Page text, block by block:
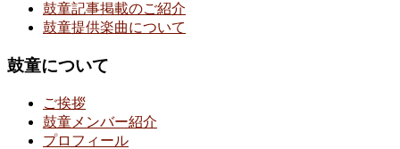
鼓童記事掲載のご紹介
鼓童提供楽曲について
鼓童について
ご挨拶
鼓童メンバー紹介
プロフィール